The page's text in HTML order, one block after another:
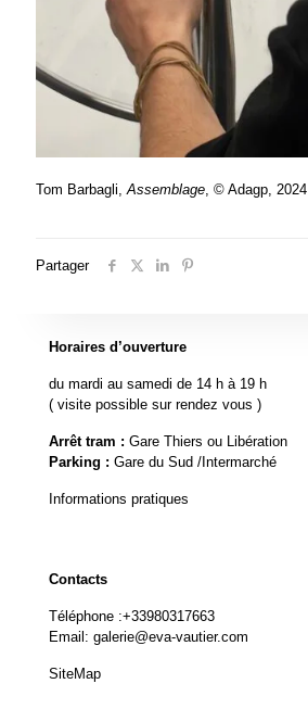
Tom Barbagli,Assemblage, © Adagp, 2024
Partager
Horaires d’ouverture
du mardi au samedi de 14 h à 19 h
( visite possible sur rendez vous )
Arrêt tram : Gare Thiers ou Libération
Parking : Gare du Sud /Intermarché
Informations pratiques
Contacts
Téléphone :+33980317663
Email: galerie@eva-vautier.com
SiteMap